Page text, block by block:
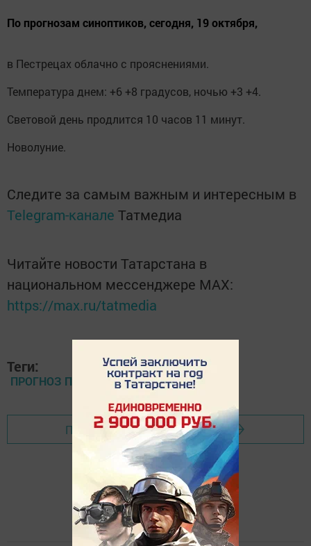
По прогнозам синоптиков, сегодня, 19 октября,
в Пестрецах облачно с прояснениями.
Температура днем: +6 +8 градусов, ночью +3 +4.
Световой день продлится 10 часов 11 минут.
Новолуние.
Следите за самым важным и интересным в
Telegram-канале Татмедиа
Читайте новости Татарстана в
национальном мессенджере MАХ:
https://max.ru/tatmedia
Теги:
ПРОГНОЗ ПОГОДЫ
Перейти на страницу новости